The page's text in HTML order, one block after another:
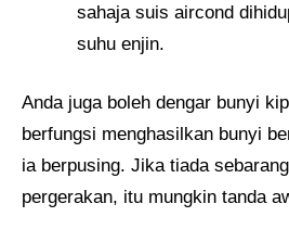
sahaja suis aircond
suhu enjin.
Anda juga boleh dengar bunyi
berfungsi menghasilkan bunyi
ia berpusing. Jika tiada
pergerakan, itu mungkin tanda